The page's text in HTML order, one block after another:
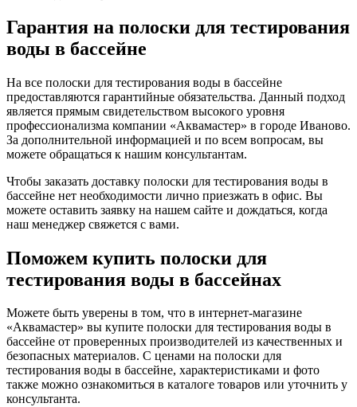
Гарантия на полоски для тестирования
воды в бассейне
На все полоски для тестирования воды в бассейне
предоставляются гарантийные обязательства. Данный подход
является прямым свидетельством высокого уровня
профессионализма компании «Аквамастер» в городе Иваново.
За дополнительной информацией и по всем вопросам, вы
можете обращаться к нашим консультантам.
Чтобы заказать доставку полоски для тестирования воды в
бассейне нет необходимости лично приезжать в офис. Вы
можете оставить заявку на нашем сайте и дождаться, когда
наш менеджер свяжется с вами.
Поможем купить полоски для
тестирования воды в бассейнах
Можете быть уверены в том, что в интернет-магазине
«Аквамастер» вы купите полоски для тестирования воды в
бассейне от проверенных производителей из качественных и
безопасных материалов. С ценами на полоски для
тестирования воды в бассейне, характеристиками и фото
также можно ознакомиться в каталоге товаров или уточнить у
консультанта.